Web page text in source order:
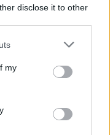
disclose it to other
one or more Google
You may click to
third-party tags to
in below Google
my